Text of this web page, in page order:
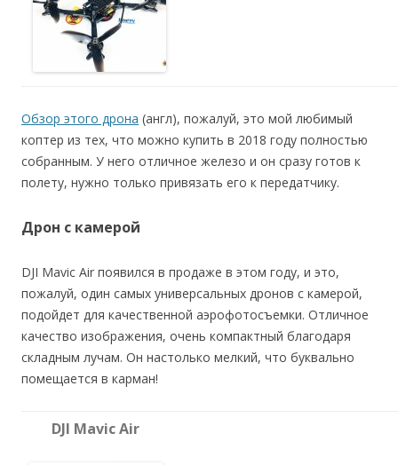
Обзор этого дрона (англ), пожалуй, это мой любимый
коптер из тех, что можно купить в 2018 году полностью
собранным. У него отличное железо и он сразу готов к
полету, нужно только привязать его к передатчику.
Дрон с камерой
DJI Mavic Air появился в продаже в этом году, и это,
пожалуй, один самых универсальных дронов с камерой,
подойдет для качественной аэрофотосъемки. Отличное
качество изображения, очень компактный благодаря
складным лучам. Он настолько мелкий, что буквально
помещается в карман!
DJI Mavic Air